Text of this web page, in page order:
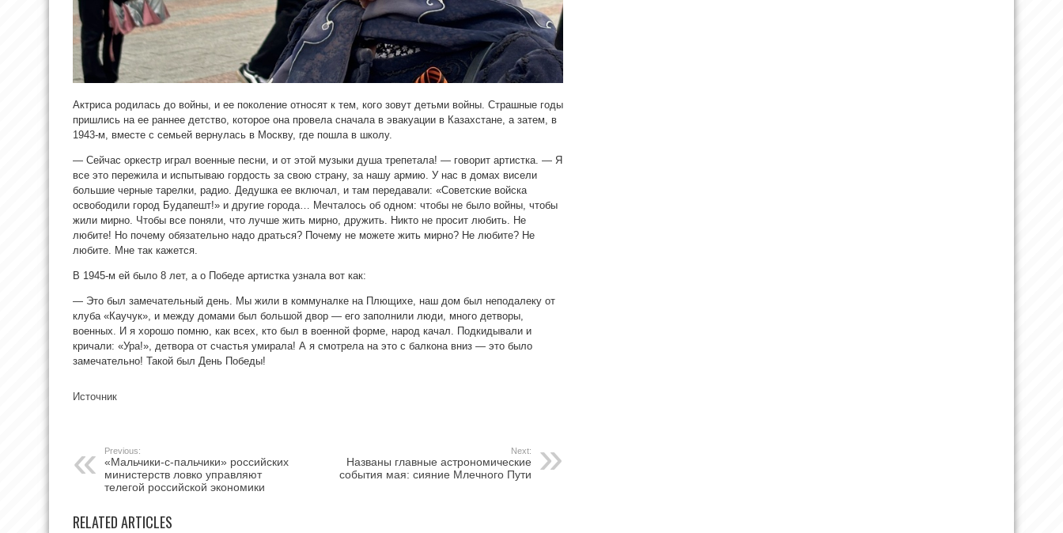
Актриса родилась до войны, и ее поколение относят к тем, кого зовут детьми войны. Страшные годы
пришлись на ее раннее детство, которое она провела сначала в эвакуации в Казахстане, а затем, в
1943-м, вместе с семьей вернулась в Москву, где пошла в школу.
— Сейчас оркестр играл военные песни, и от этой музыки душа трепетала! — говорит артистка. — Я
все это пережила и испытываю гордость за свою страну, за нашу армию. У нас в домах висели
большие черные тарелки, радио. Дедушка ее включал, и там передавали: «Советские войска
освободили город Будапешт!» и другие города… Мечталось об одном: чтобы не было войны, чтобы
жили мирно. Чтобы все поняли, что лучше жить мирно, дружить. Никто не просит любить. Не
любите! Но почему обязательно надо драться? Почему не можете жить мирно? Не любите? Не
любите. Мне так кажется.
В 1945-м ей было 8 лет, а о Победе артистка узнала вот как:
— Это был замечательный день. Мы жили в коммуналке на Плющихе, наш дом был неподалеку от
клуба «Каучук», и между домами был большой двор — его заполнили люди, много детворы,
военных. И я хорошо помню, как всех, кто был в военной форме, народ качал. Подкидывали и
кричали: «Ура!», детвора от счастья умирала! А я смотрела на это с балкона вниз — это было
замечательно! Такой был День Победы!
Источник
Previous:
«Мальчики-с-пальчики» российских
министерств ловко управляют
телегой российской экономики
Next:
Названы главные астрономические
события мая: сияние Млечного Пути
RELATED ARTICLES